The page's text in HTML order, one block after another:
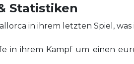
Statistiken
in ihrem letzten Spiel,
ihrem Kampf um einen